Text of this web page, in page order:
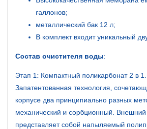
галлонов;
металлический бак 12 л;
В комплект входит уникальный
Состав очистителя воды:
Этап 1: Компактный поликарбонат 2 в 1.
Запатентованная технология,
корпусе два принципиально разных
механический и сорбционный. Внешний
представляет собой напыляемый